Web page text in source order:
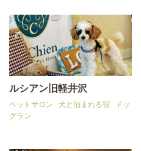
ルシアン旧軽井沢
ペットサロン 犬と泊まれる宿
ドッ
グラン